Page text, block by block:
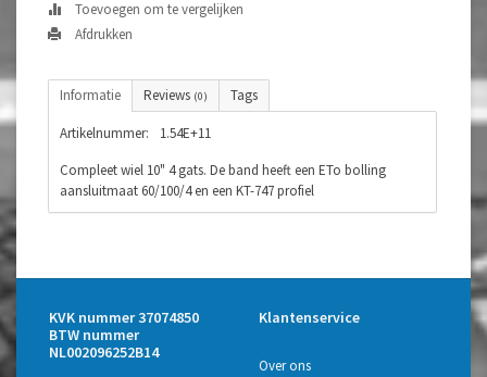
Toevoegen om te vergelijken
Afdrukken
Informatie Reviews (0) Tags
Artikelnummer:
1.54E+11
Compleet wiel 10" 4 gats. De band heeft een ETo bolling
aansluitmaat 60/100/4 en een KT-747 profiel
KVK nummer 37074850
BTW nummer
NL002096252B14
Klantenservice
Over ons